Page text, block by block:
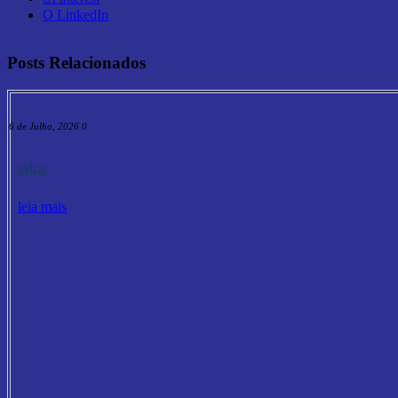
O LinkedIn
Posts Relacionados
16 de Julho, 2026 0
sika
leia mais